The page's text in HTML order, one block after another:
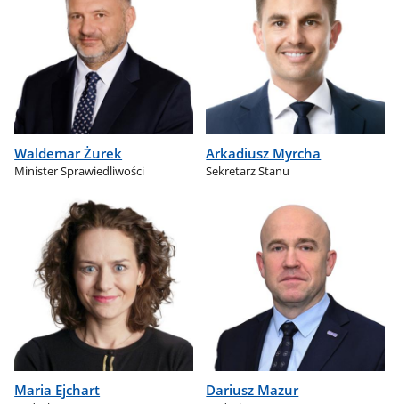
Waldemar Żurek
Minister Sprawiedliwości
Arkadiusz Myrcha
Sekretarz Stanu
Maria Ejchart Dariusz Mazur